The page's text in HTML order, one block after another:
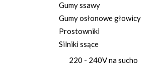
Gumy ssawy
Gumy osłonowe głowicy
Prostowniki
Silniki ssące
220 - 240V na sucho